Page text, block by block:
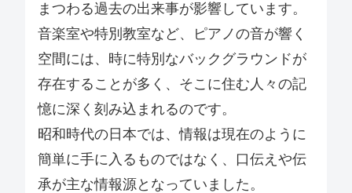
まつわる過去の出来事が影響しています。
音楽室や特別教室など、ピアノの音が響く
空間には、時に特別なバックグラウンドが
存在することが多く、そこに住む人々の記
憶に深く刻み込まれるのです。
昭和時代の日本では、情報は現在のように
簡単に手に入るものではなく、口伝えや伝
承が主な情報源となっていました。